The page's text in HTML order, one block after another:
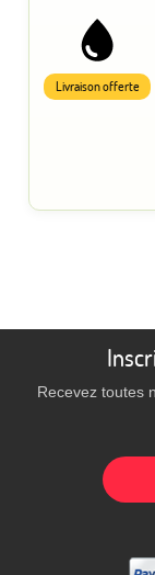
Livraison offerte
Recevez toutes